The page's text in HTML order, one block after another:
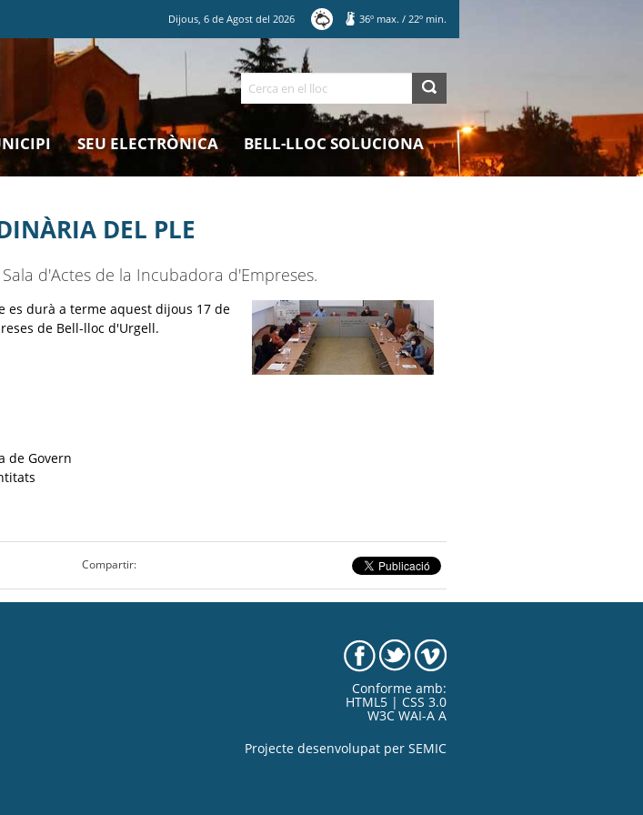
Dijous,6 deAgost del2026 36º max. / 22º min.
Cerca
SEU ELECTRÒNICA BELL-LLOC SOLUCIONA
DEL PLE
d'Actes de la Incubadora d'Empreses.
es durà a terme aquest dijous 17 de
de Bell-lloc d'Urgell.
de Govern
Compartir:
Conforme amb:
HTML5 | CSS 3.0
W3C WAI-A A
Projecte desenvolupat per SEMIC